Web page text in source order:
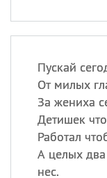
Пускай
От милых
За жениха
Детишек
Работал
А целых
нес.